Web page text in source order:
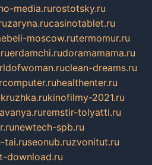
media.rurostotsky.ru
zaryna.rucasinotablet.ru
moscow.rutermomur.ru
erdamchi.rudoramamama.ru
clean-dreams.ru
healthenter.ru
kinofilmy-2021.ru
remstir-tolyatti.ru
newtech-spb.ru
tai.ruseonub.ruzvonitut.ru
download.ru